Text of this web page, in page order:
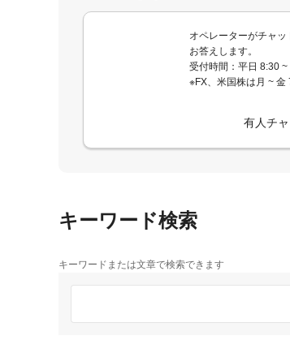
オペレーターがチャ
お答えします。
受付時間：平日 8:30
※FX、米国株は月 ~ 金
有人チ
キーワード検索
キーワードまたは文章で検索できます